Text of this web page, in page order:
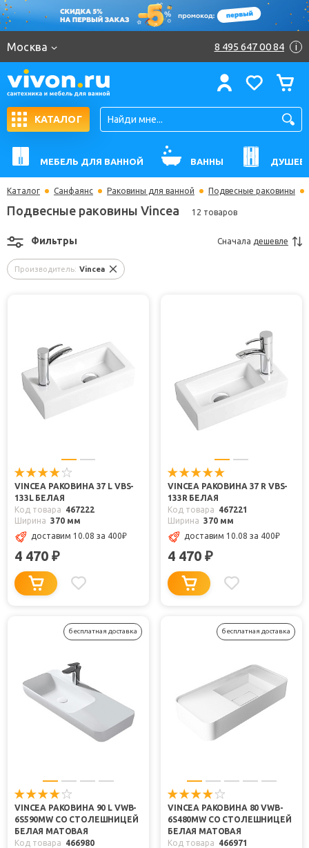
Москва 8 495 647 00 84 i
КАТАЛОГ
МЕБЕЛЬ ДЛЯ ВАННОЙ ВАННЫ
Каталог Санфаянс Раковины для ванной Подвесные раковины
Подвесные раковины Vincea 12 товаров
Производитель: Vincea
Фильтры Сначала дешевле
VINCEA РАКОВИНА 37 L VBS-
133L БЕЛАЯ
Код товара
467222
Ширина 370 мм
доставим 10.08 за 400₽
4 470 ₽
VINCEA РАКОВИНА 37 R VBS-
133R БЕЛАЯ
Код товара
467221
Ширина 370 мм
доставим 10.08 за 400₽
4 470 ₽
бесплатная доставка
VINCEA РАКОВИНА 90 L VWB-
6S590MW СО СТОЛЕШНИЦЕЙ
БЕЛАЯ МАТОВАЯ
Код товара
466980
бесплатная доставка
VINCEA РАКОВИНА 80 VWB-
6S480MW СО СТОЛЕШНИЦЕЙ
БЕЛАЯ МАТОВАЯ
Код товара
466971